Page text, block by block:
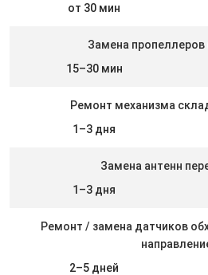
от 30 мин
Замена
15–30 мин
Ремонт механизма
1–3 дня
Замена антенн
1–3 дня
Ремонт / замена датчиков
2–5 дней